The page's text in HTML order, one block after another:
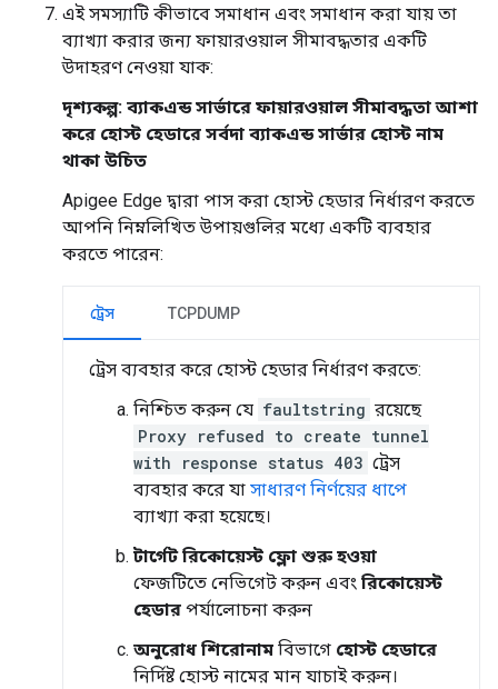
এই সমস্যাটি কীভাবে সমাধান এবং সমাধান করা যায় তা
ব্যাখ্যা করার জন্য ফায়ারওয়াল সীমাবদ্ধতার একটি
উদাহরণ নেওয়া যাক:
দৃশ্যকল্প: ব্যাকএন্ড সার্ভারে ফায়ারওয়াল সীমাবদ্ধতা আশা
করে হোস্ট হেডারে সর্বদা ব্যাকএন্ড সার্ভার হোস্ট নাম
থাকা উচিত
Apigee Edge দ্বারা পাস করা হোস্ট হেডার নির্ধারণ করতে
আপনি নিম্নলিখিত উপায়গুলির মধ্যে একটি ব্যবহার
করতে পারেন:
ট্রেস TCPDUMP
ট্রেস ব্যবহার করে হোস্ট হেডার নির্ধারণ করতে:
নিশ্চিত করুন যে faultstring রয়েছে
Proxy refused to create tunnel
with response status 403 ট্রেস
ব্যবহার করে যা সাধারণ নির্ণয়ের ধাপে
ব্যাখ্যা করা হয়েছে।
টার্গেট রিকোয়েস্ট ফ্লো শুরু হওয়া
ফেজটিতে নেভিগেট করুন এবং রিকোয়েস্ট
হেডার পর্যালোচনা করুন
অনুরোধ শিরোনাম বিভাগে হোস্ট হেডারে
নির্দিষ্ট হোস্ট নামের মান যাচাই করুন।